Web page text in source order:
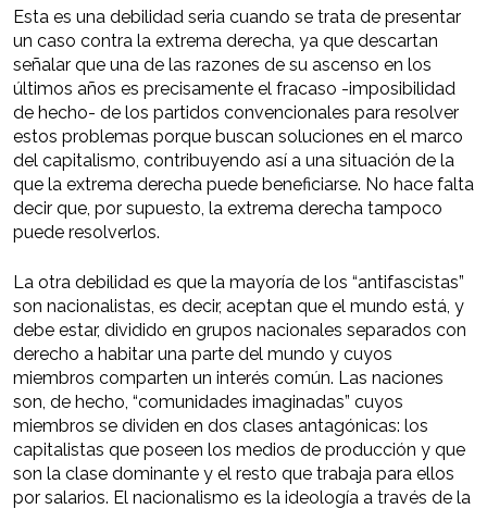
Esta es una debilidad seria cuando se trata de presentar
un caso contra la extrema derecha, ya que descartan
señalar que una de las razones de su ascenso en los
últimos años es precisamente el fracaso -imposibilidad
de hecho- de los partidos convencionales para resolver
estos problemas porque buscan soluciones en el marco
del capitalismo, contribuyendo así a una situación de la
que la extrema derecha puede beneficiarse. No hace falta
decir que, por supuesto, la extrema derecha tampoco
puede resolverlos.
La otra debilidad es que la mayoría de los “antifascistas”
son nacionalistas, es decir, aceptan que el mundo está, y
debe estar, dividido en grupos nacionales separados con
derecho a habitar una parte del mundo y cuyos
miembros comparten un interés común. Las naciones
son, de hecho, “comunidades imaginadas” cuyos
miembros se dividen en dos clases antagónicas: los
capitalistas que poseen los medios de producción y que
son la clase dominante y el resto que trabaja para ellos
por salarios. El nacionalismo es la ideología a través de la